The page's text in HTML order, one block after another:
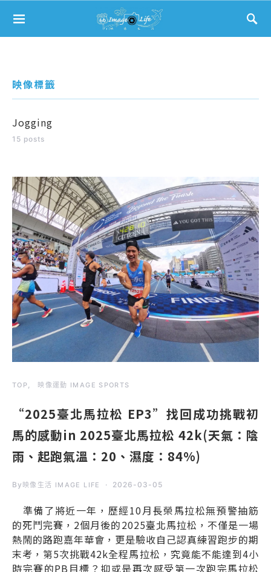
Search for:
映像標籤
Jogging
15 posts
TOP 映像運動 IMAGE SPORTS
“2025臺北馬拉松 EP3”找回成功挑戰初
馬的感動in 2025臺北馬拉松 42k(天氣：陰
雨、起跑氣溫：20、濕度：84%)
By 映像生活 IMAGE LIFE 2026-03-05
準備了將近一年，歷經10月長榮馬拉松無預警抽筋
的死鬥完賽，2個月後的2025臺北馬拉松，不僅是一場
熱鬧的路跑嘉年華會，更是驗收自己認真練習跑步的期
末考，第5次挑戰42k全程馬拉松，究竟能不能達到4小
時完賽的PB目標？抑或是再次感受第一次跑完馬拉松